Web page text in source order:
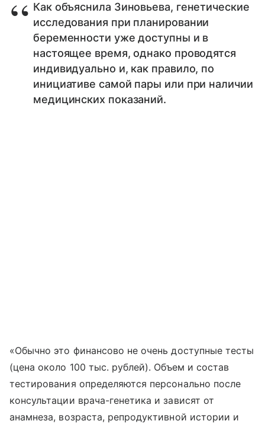
Как объяснила Зиновьева, генетические
исследования при планировании
беременности уже доступны и в
настоящее время, однако проводятся
индивидуально и, как правило, по
инициативе самой пары или при наличии
медицинских показаний.
«Обычно это финансово не очень доступные тесты
(цена около 100 тыс. рублей). Объем и состав
тестирования определяются персонально после
консультации врача-генетика и зависят от
анамнеза, возраста, репродуктивной истории и